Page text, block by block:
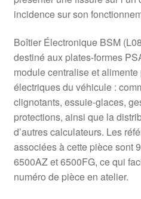
incidence sur son
Boîtier Électronique BSM
destiné aux plates-formes
module centralise et
électriques du véhicule :
clignotants, essuie-glaces,
protections, ainsi que la
d’autres calculateurs. Les
associées à cette pièce sont
6500AZ et 6500FG, ce qui
numéro de pièce en atelier.